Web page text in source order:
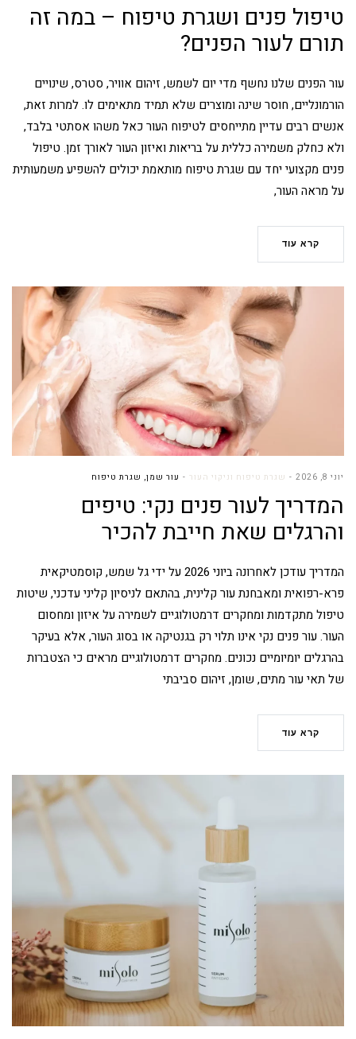
טיפול פנים ושגרת טיפוח – במה זה
תורם לעור הפנים?
עור הפנים שלנו נחשף מדי יום לשמש, זיהום אוויר, סטרס, שינויים
הורמונליים, חוסר שינה ומוצרים שלא תמיד מתאימים לו. למרות זאת,
אנשים רבים עדיין מתייחסים לטיפוח העור כאל משהו אסתטי בלבד,
ולא כחלק משמירה כללית על בריאות ואיזון העור לאורך זמן. טיפול
פנים מקצועי יחד עם שגרת טיפוח מותאמת יכולים להשפיע משמעותית
על מראה העור,
קרא עוד
יוני 8, 2026 שגרת טיפוח וניקוי העור עור שמן, שגרת טיפוח
המדריך לעור פנים נקי: טיפים
והרגלים שאת חייבת להכיר
המדריך עודכן לאחרונה ביוני 2026 על ידי גל שמש, קוסמטיקאית
פרא-רפואית ומאבחנת עור קלינית, בהתאם לניסיון קליני עדכני, שיטות
טיפול מתקדמות ומחקרים דרמטולוגיים לשמירה על איזון ומחסום
העור. עור פנים נקי אינו תלוי רק בגנטיקה או בסוג העור, אלא בעיקר
בהרגלים יומיומיים נכונים. מחקרים דרמטולוגיים מראים כי הצטברות
של תאי עור מתים, שומן, זיהום סביבתי
קרא עוד